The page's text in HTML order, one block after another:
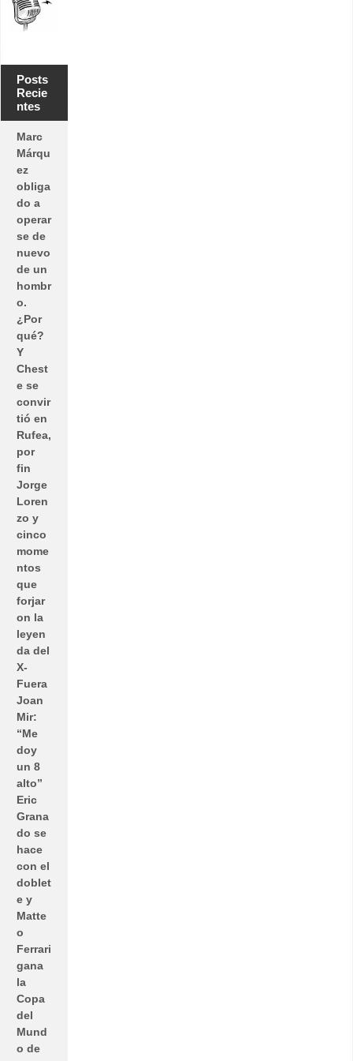
Posts
Recie
ntes
Marc
Márqu
ez
obliga
do a
operar
se de
nuevo
de un
hombr
o.
¿Por
qué?
Y
Chest
e se
convir
tió en
Rufea,
por
fin
Jorge
Loren
zo y
cinco
mome
ntos
que
forjar
on la
leyen
da del
X-
Fuera
Joan
Mir:
“Me
doy
un 8
alto”
Eric
Grana
do se
hace
con el
doblet
e y
Matte
o
Ferrari
gana
la
Copa
del
Mund
o de